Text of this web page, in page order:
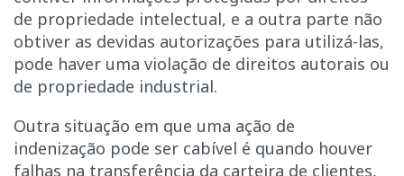
de propriedade intelectual, e a outra parte não
obtiver as devidas autorizações para utilizá-las,
pode haver uma violação de direitos autorais ou
de propriedade industrial.
Outra situação em que uma ação de
indenização pode ser cabível é quando houver
falhas na transferência da carteira de clientes,